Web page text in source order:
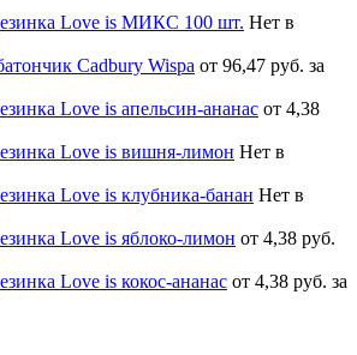
Love is МИКС 100 шт. Нет в
Cadbury Wispa от 96,47 руб. за
Love is апельсин-ананас от 4,38
Love is вишня-лимон Нет в
Love is клубника-банан Нет в
Love is яблоко-лимон от 4,38 руб.
Love is кокос-ананас от 4,38 руб. за